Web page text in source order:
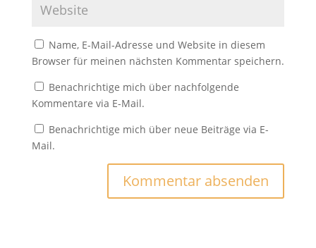
Name, E-Mail-Adresse und Website in diesem
Browser für meinen nächsten Kommentar speichern.
Benachrichtige mich über nachfolgende
Kommentare via E-Mail.
Benachrichtige mich über neue Beiträge via E-
Mail.